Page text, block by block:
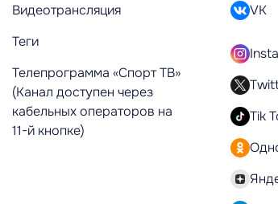
Видеотрансляция
Теги
Телепрограмма «Спорт ТВ»
(Канал доступен через
кабельных операторов на
11-й кнопке)
VK
Tik